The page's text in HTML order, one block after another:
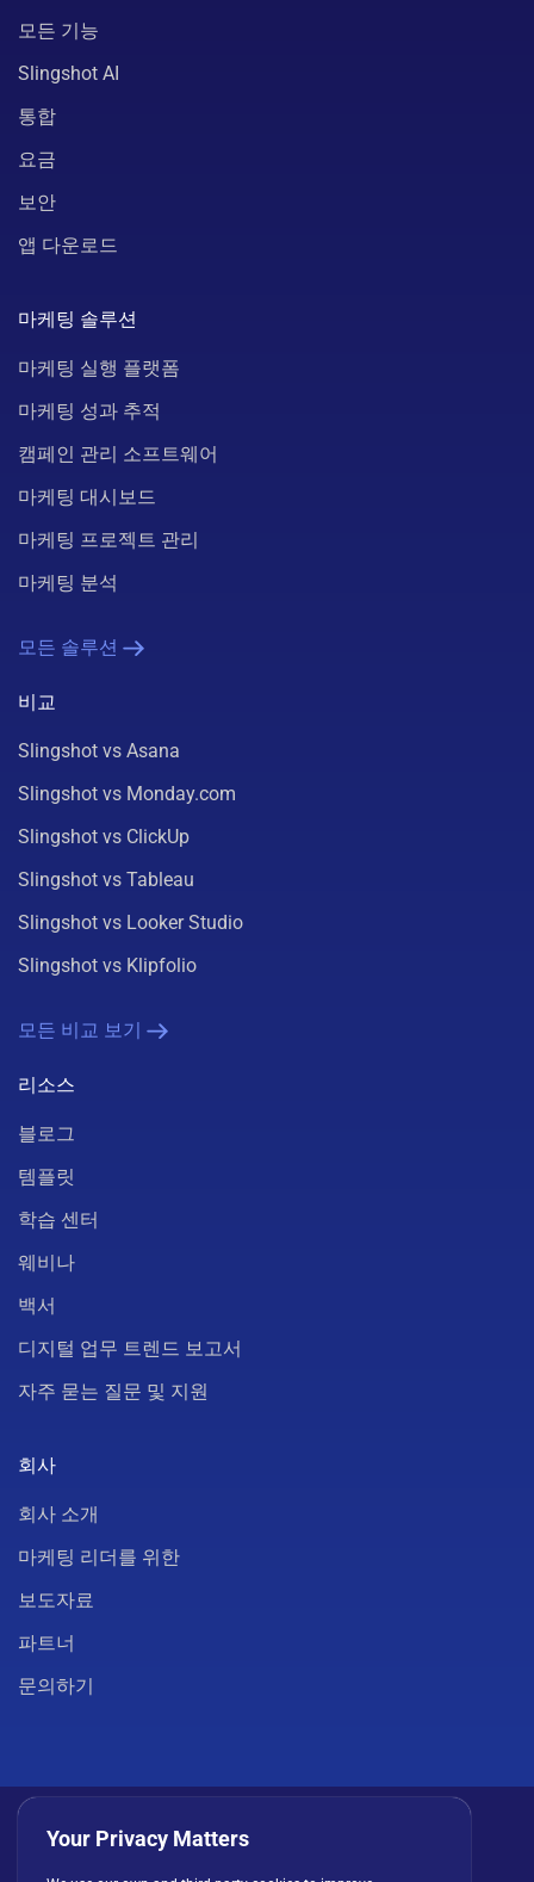
모든 기능
Slingshot AI
통합
요금
보안
앱 다운로드
마케팅 솔루션
마케팅 실행 플랫폼
마케팅 성과 추적
캠페인 관리 소프트웨어
마케팅 대시보드
마케팅 프로젝트 관리
마케팅 분석
모든 솔루션
비교
Slingshot vs Asana
Slingshot vs Monday.com
Slingshot vs ClickUp
Slingshot vs Tableau
Slingshot vs Looker Studio
Slingshot vs Klipfolio
모든 비교 보기
리소스
블로그
템플릿
학습 센터
웨비나
백서
디지털 업무 트렌드 보고서
자주 묻는 질문 및 지원
회사
회사 소개
마케팅 리더를 위한
보도자료
파트너
문의하기
Your Privacy Matters